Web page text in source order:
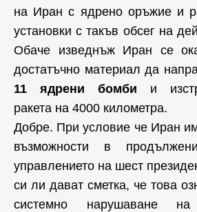
на Иран с ядрено оръжие и
установки с такъв обсег на
Обаче изведнъж Иран се
достатъчно материал да
11 ядрени бомби и
ракета на 4000 километра.
Добре. При условие че Иран
възможности в
управлението на шест
си ли дават сметка, че това
системно нарушаване